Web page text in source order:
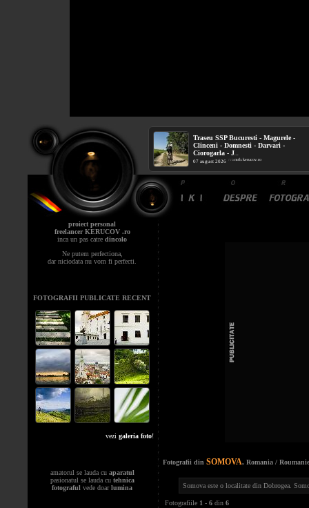
Traseu SSP Bucuresti - Magurele -
Clinceni - Domnesti - Darvari -
Ciorogarla - J...
07 august 2026 / via mtb.kerucov.ro
proiect personal
freelancer KERUCOV .ro
inca un pas catre dincolo
Ne putem perfectiona,
dar niciodata nu vom fi perfecti.
FOTOGRAFII PUBLICATE RECENT
vezi galeria foto!
amatorul se lauda cu aparatul
pasionatul se lauda cu tehnica
fotograful vede doarlumina
Fotografii din SOMOVA, Romania / Roumanie
Somova este o localitate din Dobrogea.
Fotografiile 1 - 6 din 6